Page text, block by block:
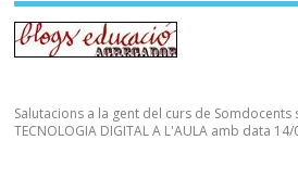
socmestre.cat/recursos/
Mapa de places pel curs
incloses:
Salutacions a la gent del curs de Somdocents
TECNOLOGIA DIGITAL A L'AULA amb data